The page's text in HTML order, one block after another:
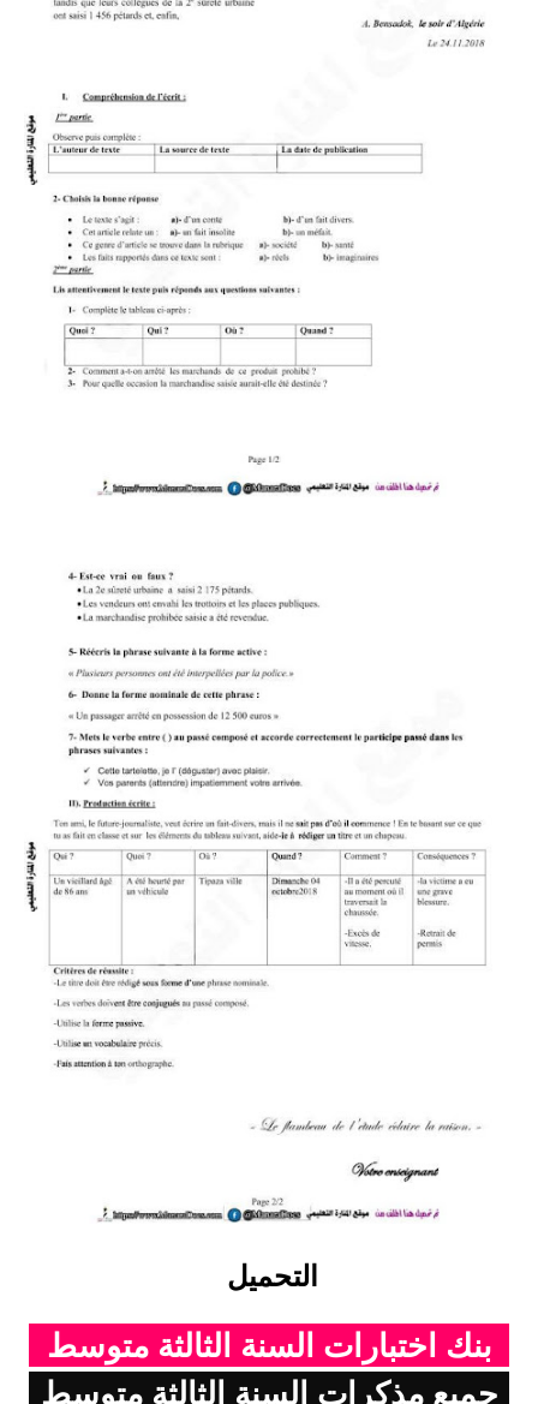
بنك مذكرات الاستاذ
دفاتر استاذ التعليم الابتدائي
المسابقات المهنية
البحوث الجاهزة
بحوث اللغة العربية
بحوث الرياضيات
بحوث الفيزياء و الكيمياء
بحوث اللغة الفرنسية
بحوث في مجالات اخرى
التحميل
بنك اختبارات السنة الثالثة متوسط
جميع مذكرات السنة الثالثة متوسط